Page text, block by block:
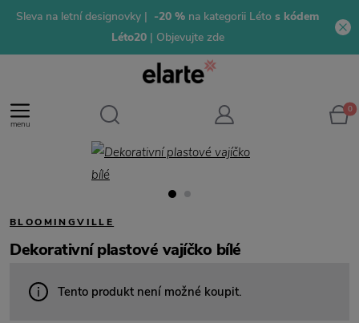
Sleva na letní designovky | -20 % na kategorii Léto s kódem
Léto20 | Objevujte zde
menu
0
BLOOMINGVILLE
Dekorativní plastové vajíčko bílé
Tento produkt není možné koupit.